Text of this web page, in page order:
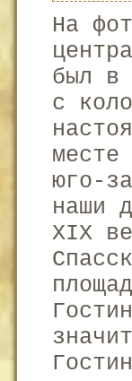
На
был в
с
юго-
наши
XIX